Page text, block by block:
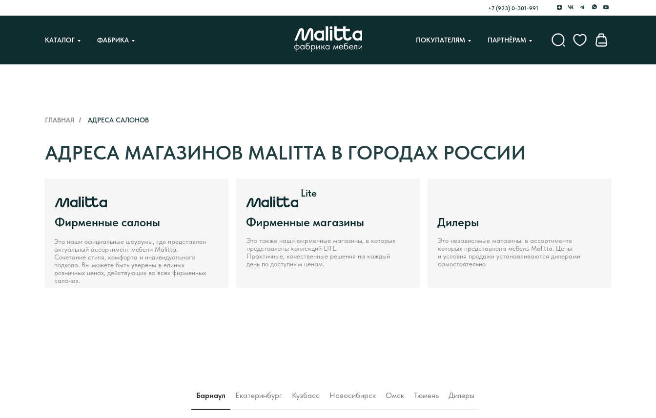
+7 (923) 0-301-991
КАТАЛОГ ФАБРИКА ПОКУПАТЕЛЯМ ПАРТНЁРАМ
ГЛАВНАЯ / АДРЕСА САЛОНОВ
АДРЕСА МАГАЗИНОВ MALITTA В ГОРОДАХ РОССИИ
Фирменные салоны
Это наши официальные шоурумы, где представлен
актуальный ассортимент мебели Malitta.
Сочетание стиля, комфорта и индивидуального
подхода. Вы можете быть уверены в единых
розничных ценах, действующих во всех фирменных
салонах.
Дилеры
Это независимые магазины, в ассортименте
которых представлена мебель Malitta. Цены
и условия продажи устанавливаются дилерами
самостоятельно
Фирменные магазины
Lite
Это также наши фирменные магазины, в которых
представлены коллекций LITE.
Практичные, качественные решения на каждый
день по доступным ценам.
Барнаул Екатеринбург Кузбасс Новосибирск Омск Тюмень Дилеры